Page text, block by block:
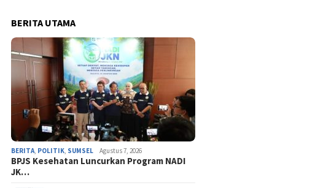
BERITA UTAMA
BERITA, POLITIK, SUMSEL Agustus 7, 2026
BPJS Kesehatan Luncurkan Program NADI
JK…